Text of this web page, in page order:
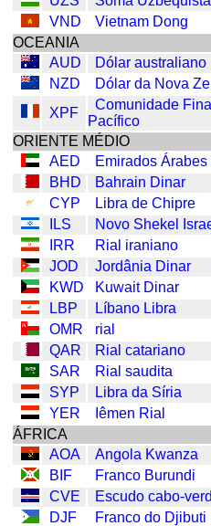
VND
Vietnam Dong
OCEANIA
AUD
Dólar australiano
NZD
Dólar da Nova
XPF
Comunidade
Pacífico
ORIENTE MÉDIO
AED
Emirados
BHD
Bahrain Dinar
CYP
Libra de Chipre
ILS
Novo Shekel
IRR
Rial iraniano
JOD
Jordânia Dinar
KWD
Kuwait Dinar
LBP
Líbano Libra
OMR
rial
QAR
Rial catariano
SAR
Rial saudita
SYP
Libra da Síria
YER
Iêmen Rial
ÁFRICA
AOA
Angola Kwanza
BIF
Franco Burundi
CVE
Escudo cabo-
DJF
Franco do Djibuti